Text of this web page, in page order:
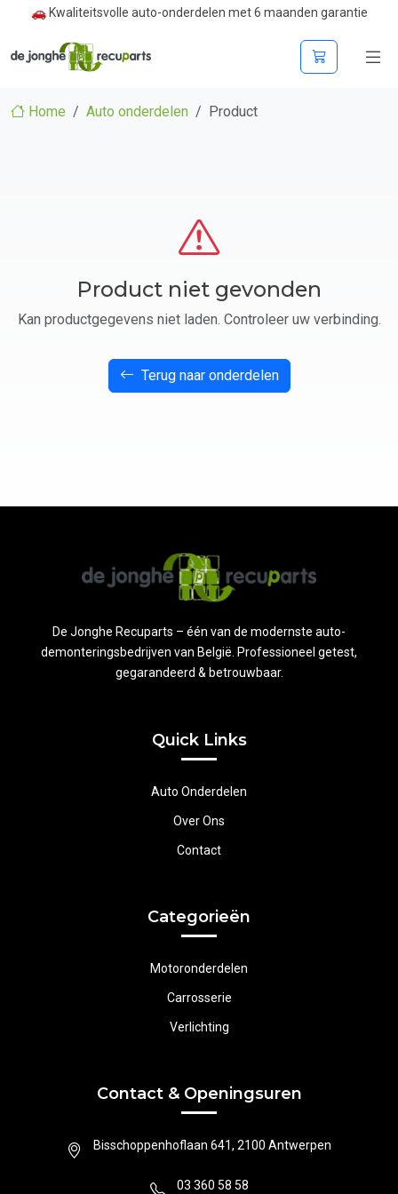
🚗 Kwaliteitsvolle auto-onderdelen met 6 maanden garantie
Home Auto onderdelen Product
Product niet gevonden
Kan productgegevens niet laden. Controleer uw verbinding.
Terug naar onderdelen
De Jonghe Recuparts – één van de modernste auto-
demonteringsbedrijven van België. Professioneel getest,
gegarandeerd & betrouwbaar.
Quick Links
Auto Onderdelen
Over Ons
Contact
Categorieën
Motoronderdelen
Carrosserie
Verlichting
Contact & Openingsuren
Bisschoppenhoflaan 641, 2100 Antwerpen
03 360 58 58